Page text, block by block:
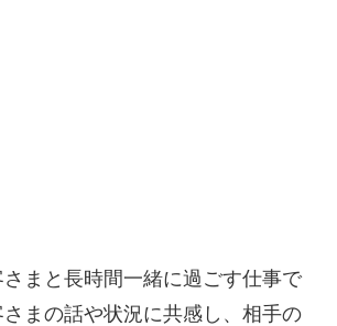
まと長時間一緒に過ごす仕事で
まの話や状況に共感し、相手の